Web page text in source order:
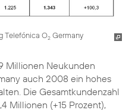
Telefónica O2 Germany
Millionen Neukunden
auch 2008 ein hohes
Die Gesamtkundenzahl
Millionen (+15 Prozent),